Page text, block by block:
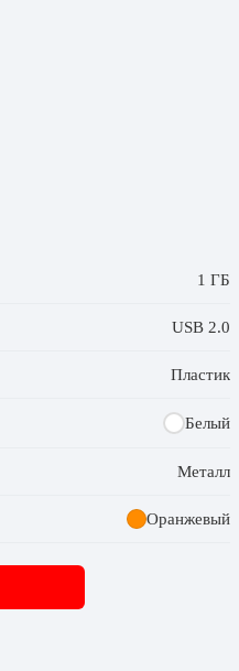
1 ГБ
USB 2.0
Пластик
Белый
Металл
Оранжевый